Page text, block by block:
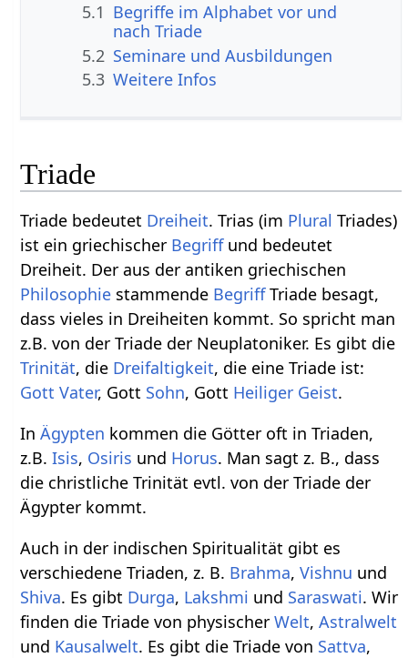
5.1 Begriffe im Alphabet vor und
nach Triade
5.2 Seminare und Ausbildungen
5.3 Weitere Infos
Triade
Triade bedeutet Dreiheit. Trias (im Plural Triades)
ist ein griechischer Begriffund bedeutet
Dreiheit. Der aus der antiken griechischen
Philosophie stammende BegriffTriade besagt,
dass vieles in Dreiheiten kommt. So spricht man
z.B. von der Triade der Neuplatoniker. Es gibt die
Trinität, die Dreifaltigkeit, die eine Triade ist:
Gott Vater, Gott Sohn, Gott Heiliger Geist.
InÄgypten kommen die Götter oft in Triaden,
z.B.Isis, Osiris und Horus. Man sagt z. B., dass
die christliche Trinität evtl. von der Triade der
Ägypter kommt.
Auch in der indischen Spiritualität gibt es
verschiedene Triaden, z. B. Brahma,Vishnu und
Shiva. Es gibt Durga, Lakshmi und Saraswati. Wir
finden die Triade von physischerWelt,Astralwelt
und Kausalwelt. Es gibt die Triade von Sattva,